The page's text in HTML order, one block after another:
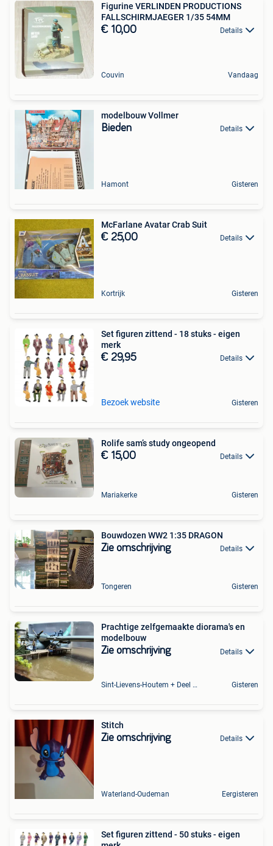
Figurine VERLINDEN PRODUCTIONS
FALLSCHIRMJAEGER 1/35 54MM
€ 10,00 Details
Couvin Vandaag
modelbouw Vollmer
Bieden Details
Hamont Gisteren
McFarlane Avatar Crab Suit
€ 25,00 Details
Kortrijk Gisteren
Set figuren zittend - 18 stuks - eigen
merk
€ 29,95 Details
Bezoek website Gisteren
Rolife sam’s study ongeopend
€ 15,00 Details
Mariakerke Gisteren
Bouwdozen WW2 1:35 DRAGON
Zie omschrijving Details
Tongeren Gisteren
Prachtige zelfgemaakte diorama's en
modelbouw
Zie omschrijving Details
Sint-Lievens-Houtem + Deel Oombergen Gisteren
Stitch
Zie omschrijving Details
Waterland-Oudeman Eergisteren
Set figuren zittend - 50 stuks - eigen